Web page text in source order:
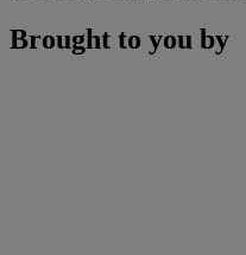
Brought to you by